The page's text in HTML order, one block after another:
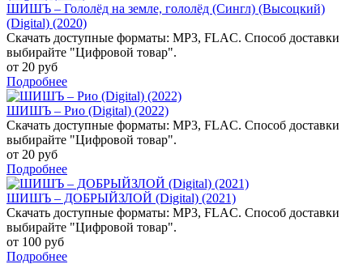
ШИШЪ – Гололёд на земле, гололёд (Сингл) (Высоцкий)
(Digital) (2020)
Скачать доступные форматы: MP3, FLAC. Способ доставки
выбирайте "Цифровой товар".
от 20 руб
Подробнее
ШИШЪ – Рио (Digital) (2022)
Скачать доступные форматы: MP3, FLAC. Способ доставки
выбирайте "Цифровой товар".
от 20 руб
Подробнее
ШИШЪ – ДОБРЫЙЗЛОЙ (Digital) (2021)
Скачать доступные форматы: MP3, FLAC. Способ доставки
выбирайте "Цифровой товар".
от 100 руб
Подробнее